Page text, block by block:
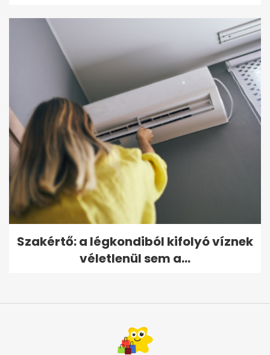
Szakértő: a légkondiból kifolyó víznek
véletlenül sem a...